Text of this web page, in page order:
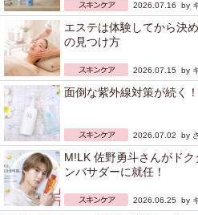
2026.07.16 by
エステは体験してから決
の見つけ方
2026.07.15 by
面倒な紫外線対策が続く
2026.07.02 by
M!LK 佐野勇斗さんがド
ンバサダーに就任！
2026.06.25 by